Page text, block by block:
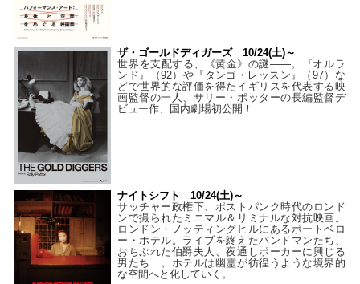
ザ・ゴールドディガーズ 10/24(土)～
世界を支配する、《黄金》の謎――。『オルラ
ンド』（92）や『タンゴ・レッスン』（97）な
どで世界的な評価を得たイギリスを代表する映
画監督の一人、サリー・ポッターの長編監督デ
ビュー作、国内劇場初公開！
ナイトシフト 10/24(土)～
サッチャー政権下、ポストパンク時代のロンド
ンで撮られたミニマル＆リミナルな対抗映画。
ロンドン・ノッティングヒルにあるポートベロ
ー・ホテル。ライブを終えたバンドマンたち、
おちぶれた伯爵夫人、夜通しポーカーに興じる
男たち…。ホテルは幽霊が彷徨うような境界的
な空間へと化していく。